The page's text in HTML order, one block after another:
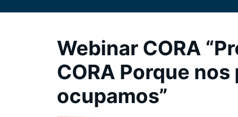
Webinar CORA
CORA Porque
ocupamos”